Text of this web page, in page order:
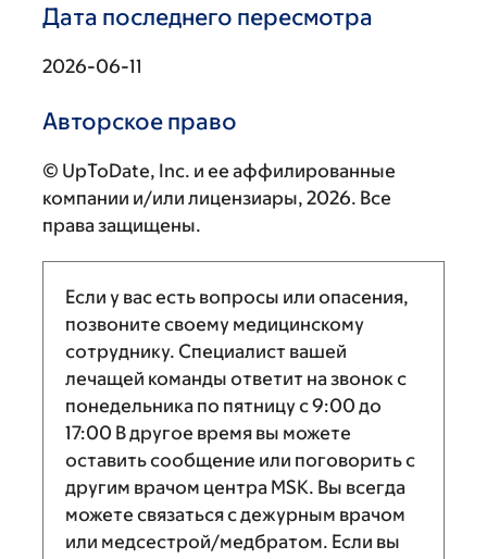
Дата последнего пересмотра
2026-06-11
Авторское право
© UpToDate, Inc. и ее аффилированные
компании и/или лицензиары, 2026. Все
права защищены.
Если у вас есть вопросы или опасения,
позвоните своему медицинскому
сотруднику. Специалист вашей
лечащей команды ответит на звонок с
понедельника по пятницу с9:00 до
17:00 В другое время вы можете
оставить сообщение или поговорить с
другим врачом центра MSK. Вы всегда
можете связаться с дежурным врачом
или медсестрой/медбратом. Если вы